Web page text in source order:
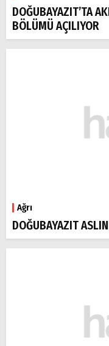
DOĞUBAYAZIT’TA
BÖLÜMÜ AÇILIYOR
Ağrı
DOĞUBAYAZIT